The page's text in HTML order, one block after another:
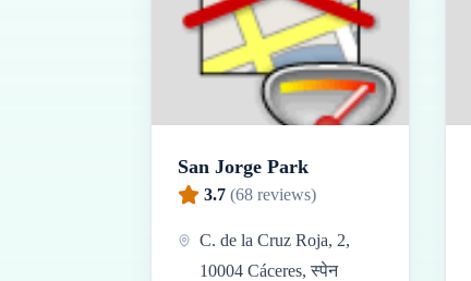
San Jorge Park
3.7 (68 reviews)
C. de la Cruz Roja, 2,
10004 Cáceres, स्पेन